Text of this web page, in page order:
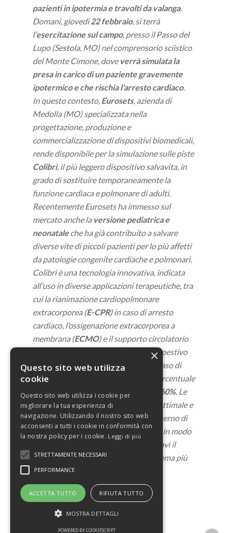
pazienti in ipotermia e travolti da valanga.
Domani, giovedì22 febbraio, si terrà
l’esercitazione sul campo, presso il Passo del
Lupo (Sestola, MO) nel comprensorio sciistico
del Monte Cimone, dove verrà simulata la
presa in carico di un paziente gravemente
ipotermico e che rischia l’arresto cardiaco.
In questo contesto, Eurosets, azienda di
Medolla (MO) specializzata nella
progettazione, produzione e
commercializzazione di dispositivi biomedicali,
rende disponibile per la simulazione sulle piste
Colibrì, il più leggero dispositivo salvavita, in
grado di sostituire temporaneamente la
funzione cardiaca e polmonare di adulti.
Recentemente Eurosets ha immesso sul
mercato anche la versione pediatrica e
neonataleche ha già contribuito a salvare
diverse vite di piccoli pazienti per lo più affetti
da patologie congenite cardiache e polmonari.
Colibrì è una tecnologia innovativa, indicata
all’uso in diverse applicazioni terapeutiche, tra
cui la rianimazione cardiopolmonare
extracorporea (E-CPR) in caso di arresto
cardiaco, l’ossigenazione extracorporea a
membrana (ECMO) e il supporto circolatorio
). Un intervento tempestivo
con l’impiego di questi dispositivi in caso di
arresto cardiaco può aumentare la percentuale
di sopravvivenza
dal 5%-10% fino al 60%. Le
sue dimensioni minime, l’ergonomia ottimale e
la possibilità di essere collocato all’interno di
uno zaino ne permettono il trasporto in modo
estremamente agevole ovunque si trovi il
paziente, rendendo così Colibrì il sistema più
versatile nel suo ambito applicativo.
×
Questo sito web utilizza
cookie
Questo sito web utilizza i cookie per
migliorare la tua esperienza di
navigazione. Utilizzando il nostro sito web
acconsenti a tutti i cookie in conformità con
la nostra policy per i cookie. Leggi di più
STRETTAMENTE NECESSARI
PERFORMANCE
ACCETTA TUTTO RIFIUTA TUTTO
MOSTRA DETTAGLI
POWERED BY COOKIESCRIPT